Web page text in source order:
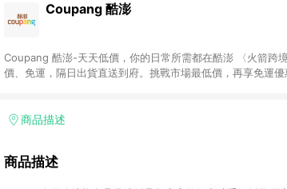
Coupang 酷澎
Coupang 酷澎-天天低價，你的日常所需都在酷澎 〈火箭跨
價、免運，隔日出貨直送到府。挑戰市場最低價，再享免運
商品描述
商品描述